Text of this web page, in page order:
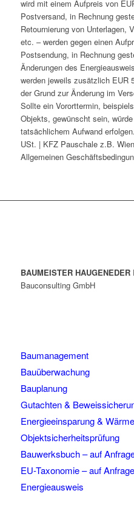
wird mit einem Aufpreis von
Postversand, in Rechnung
Retournierung von Unterlagen,
etc. – werden gegen einen
Postsendung, in Rechnung
Änderungen des
werden jeweils zusätzlich EUR
der Grund zur Änderung im
Sollte ein Vororttermin,
Objekts, gewünscht sein,
tatsächlichem Aufwand
USt. | KFZ Pauschale z.B.
Allgemeinen
BAUMEISTER HAUGENEDER
Bauconsulting GmbH
Baumanagement
Bauüberwachung
Bauplanung
Gutachten &
Energieeinsparung &
Objektsicherheitsprüfung
Bauwerksbuch – auf
EU-Taxonomie – auf Anfrage
Energieausweis